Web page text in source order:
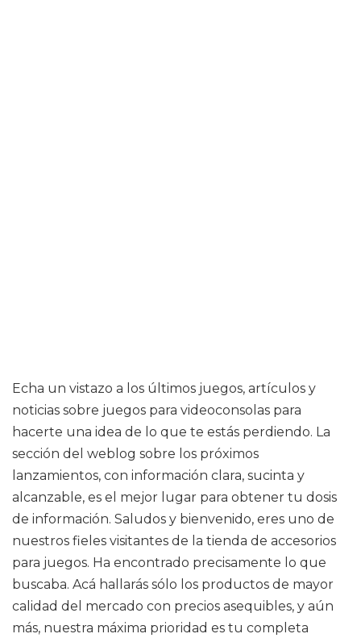
Echa un vistazo a los últimos juegos, artículos y
noticias sobre juegos para videoconsolas para
hacerte una idea de lo que te estás perdiendo. La
sección del weblog sobre los próximos
lanzamientos, con información clara, sucinta y
alcanzable, es el mejor lugar para obtener tu dosis
de información. Saludos y bienvenido, eres uno de
nuestros fieles visitantes de la tienda de accesorios
para juegos. Ha encontrado precisamente lo que
buscaba. Acá hallarás sólo los productos de mayor
calidad del mercado con precios asequibles, y aún
más, nuestra máxima prioridad es tu completa